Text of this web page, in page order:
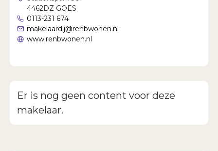
4462DZ GOES
0113-231 674
makelaardij@renbwonen.nl
www.renbwonen.nl
Er is nog geen content voor deze
makelaar.